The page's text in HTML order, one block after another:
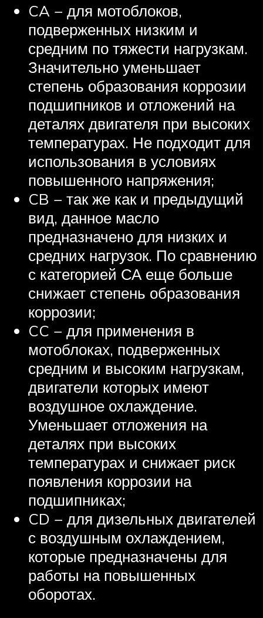
CA − для мотоблоков,
подверженных низким и
средним по тяжести нагрузкам.
Значительно уменьшает
степень образования коррозии
подшипников и отложений на
деталях двигателя при высоких
температурах. Не подходит для
использования в условиях
повышенного напряжения;
CB − так же как и предыдущий
вид, данное масло
предназначено для низких и
средних нагрузок. По сравнению
с категорией СА еще больше
снижает степень образования
коррозии;
CC − для применения в
мотоблоках, подверженных
средним и высоким нагрузкам,
двигатели которых имеют
воздушное охлаждение.
Уменьшает отложения на
деталях при высоких
температурах и снижает риск
появления коррозии на
подшипниках;
CD − для дизельных двигателей
с воздушным охлаждением,
которые предназначены для
работы на повышенных
оборотах.